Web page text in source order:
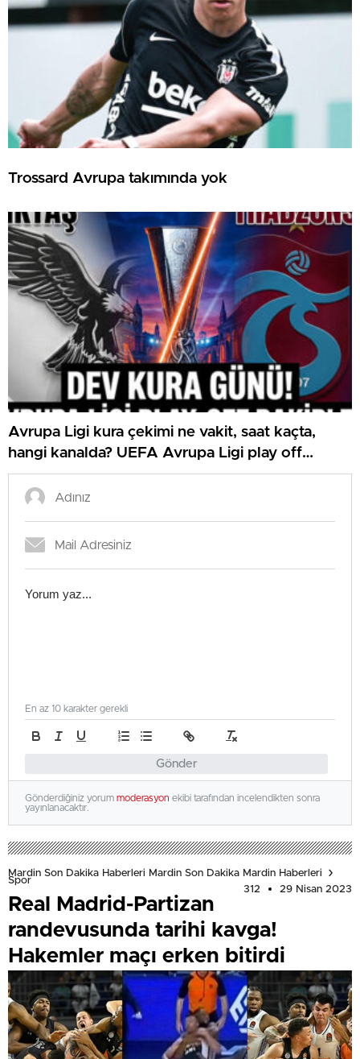
Trossard Avrupa takımında yok
Avrupa Ligi kura çekimi ne vakit, saat kaçta,
hangi kanalda? UEFA Avrupa Ligi play off
Beşiktaş ve Trabzonspor olası rakipleri
Gönder
En az 10 karakter gerekli
Gönderdiğiniz yorum moderasyon ekibi tarafından incelendikten sonra
yayınlanacaktır.
Mardin Son Dakika Haberleri Mardin Son Dakika Mardin Haberleri
Spor
312
29 Nisan 2023
Real Madrid-Partizan
randevusunda tarihi kavga!
Hakemler maçı erken bitirdi